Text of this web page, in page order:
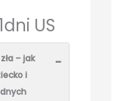
US
– jak
i
-